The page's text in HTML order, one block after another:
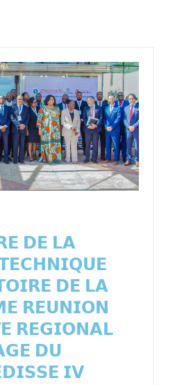
𝗗𝗘 𝗟𝗔
𝗗𝗘 𝗟𝗔
𝗥𝗘𝗨𝗡𝗜𝗢𝗡
𝗥𝗘𝗚𝗜𝗢𝗡𝗔𝗟
𝗗𝗨
𝗜𝗩